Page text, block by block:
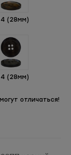
(28мм)
(28мм)
отличаться!